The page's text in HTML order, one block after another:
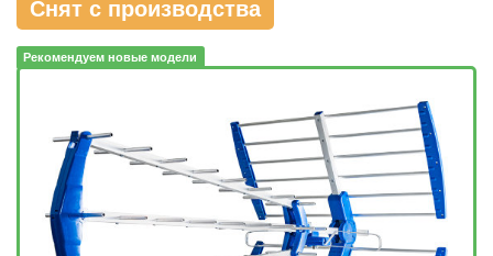
Снят с производства
Рекомендуем новые модели